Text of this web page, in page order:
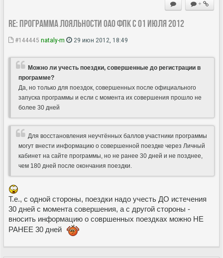
+
Re: Программа лояльности ОАО ФПК с 01 июля 2012
#144445 nataly-m 29 июн 2012, 18:49
Можно ли учесть поездки, совершенные до регистрации в
программе?
Да, но только для поездок, совершенных после официального
запуска программы и если с момента их совершения прошло не
более 30 дней
Для восстановления неучтённых баллов участники программы
могут внести информацию о совершенной поездке через Личный
кабинет на сайте программы, но не ранее 30 дней и не позднее,
чем 180 дней после окончания поездки.
Т.е., с одной стороны, поездки надо учесть ДО истечения
30 дней с момента совершения, а с другой стороны -
вносить информацию о совршенных поездках можно НЕ
РАНЕЕ 30 дней